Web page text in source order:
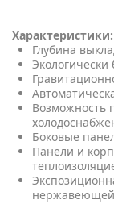
Характеристики:
Глубина
Экологически
Возможность
Боковые
Панели и
нержавеющей